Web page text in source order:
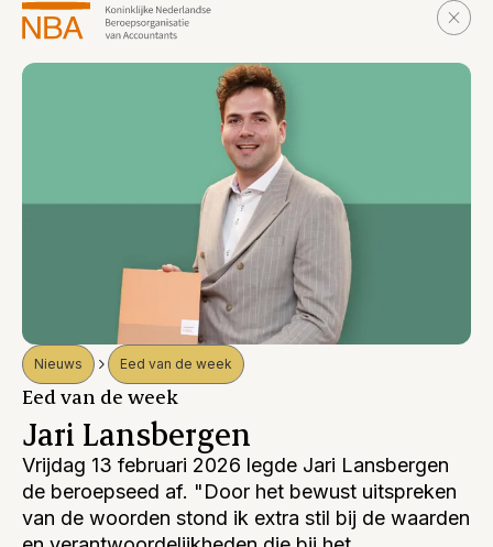
Nieuws Eed van de week
Eed van de week
Jari Lansbergen
Vrijdag 13 februari 2026 legde Jari Lansbergen
de beroepseed af. "Door het bewust uitspreken
van de woorden stond ik extra stil bij de waarden